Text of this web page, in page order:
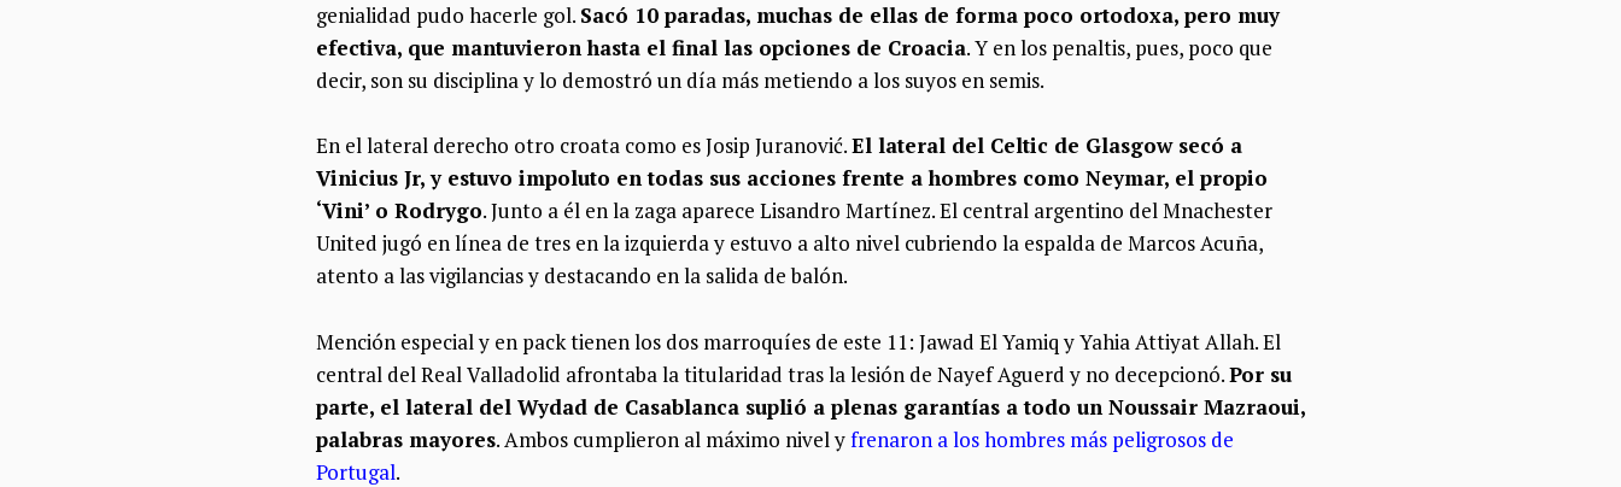
genialidad pudo hacerle gol. Sacó 10 paradas, muchas de ellas de forma poco ortodoxa, pero muy
efectiva, que mantuvieron hasta el final las opciones de Croacia. Y en los penaltis, pues, poco que
decir, son su disciplina y lo demostró un día más metiendo a los suyos en semis.
En el lateral derecho otro croata como es Josip Juranović.El lateral del Celtic de Glasgow secó a
Vinicius Jr, y estuvo impoluto en todas sus acciones frente a hombres como Neymar, el propio
‘Vini’ o Rodrygo. Junto a él en la zaga aparece Lisandro Martínez. El central argentino del Mnachester
United jugó en línea de tres en la izquierda y estuvo a alto nivel cubriendo la espalda de Marcos Acuña,
atento a las vigilancias y destacando en la salida de balón.
Mención especial y en pack tienen los dos marroquíes de este 11: Jawad El Yamiq y Yahia Attiyat Allah. El
central del Real Valladolid afrontaba la titularidad tras la lesión de Nayef Aguerd y no decepcionó.Por su
parte, el lateral del Wydad de Casablanca suplió a plenas garantías a todo un Noussair Mazraoui,
palabras mayores. Ambos cumplieron al máximo nivel yfrenaron a los hombres más peligrosos de
Portugal.